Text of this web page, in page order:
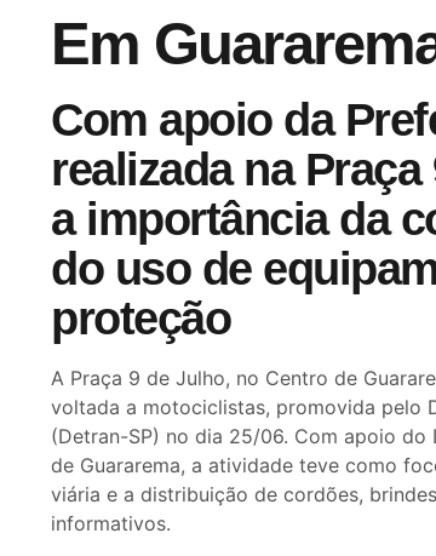
Em
Com apoio da
realizada na
a importância da
do uso de
proteção
A Praça 9 de Julho, no Centro de
voltada a motociclistas, promovida pelo
(Detran-SP) no dia 25/06. Com apoio
de Guararema, a atividade teve como
viária e a distribuição de cordões,
informativos.